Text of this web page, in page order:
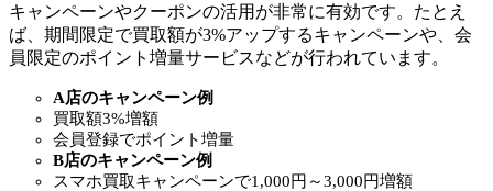
キャンペーンやクーポンの活用が非常に有効です。たとえ
ば、期間限定で買取額が3%アップするキャンペーンや、会
員限定のポイント増量サービスなどが行われています。
A店のキャンペーン例
買取額3%増額
会員登録でポイント増量
B店のキャンペーン例
スマホ買取キャンペーンで1,000円～3,000円増額